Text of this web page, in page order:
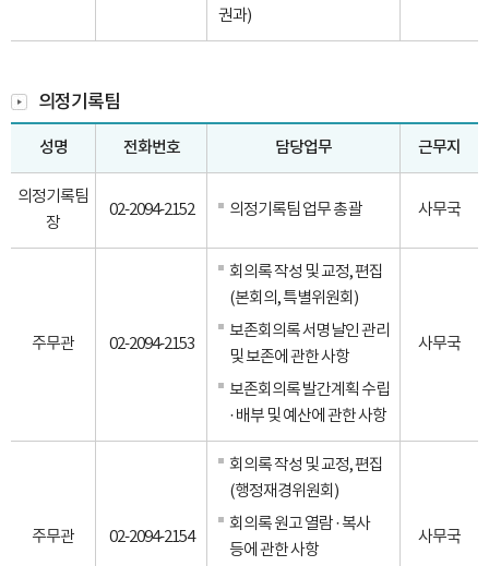
권과)
의정기록팀
성명 전화번호 담당업무 근무지
의정기록팀
장
02-2094-2152 의정기록팀 업무 총괄 사무국
주무관 02-2094-2153
회의록 작성 및 교정, 편집
(본회의, 특별위원회)
보존회의록 서명날인 관리
및 보존에 관한 사항
보존회의록 발간계획 수립
· 배부 및 예산에 관한 사항
사무국
주무관 02-2094-2154
회의록 작성 및 교정, 편집
(행정재경위원회)
회의록 원고 열람 · 복사
등에 관한 사항
사무국